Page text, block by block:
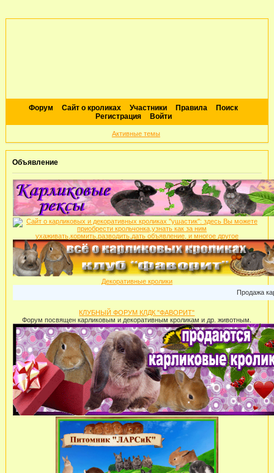
Форум Сайт о кроликах Участники Правила
Поиск
Регистрация
Войти
Активные темы
Объявление
Декоративные кролики
Продажа
КЛУБНЫЙ ФОРУМ КЛДК "ФАВОРИТ"
Форум посвящен карликовым и декоративным кроликам и др. животным.